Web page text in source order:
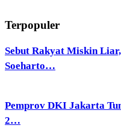
Terpopuler
Sebut Rakyat Miskin
Soeharto…
Pemprov DKI Jakarta
2…